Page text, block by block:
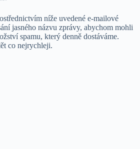
níže uvedené e-mailové
jasného názvu zprávy, abychom mohli
spamu, který denně dostáváme.
co nejrychleji.